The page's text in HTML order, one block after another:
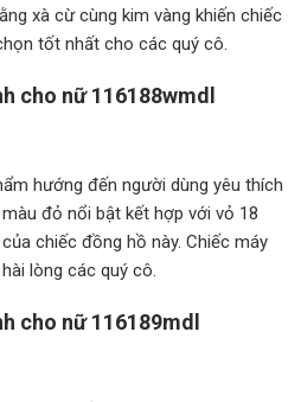
xà cừ cùng kim vàng khiến chiếc
tốt nhất cho các quý cô.
cho nữ 116188wmdl
hướng đến người dùng yêu thích
đỏ nổi bật kết hợp với vỏ 18
chiếc đồng hồ này. Chiếc máy
lòng các quý cô.
cho nữ 116189mdl